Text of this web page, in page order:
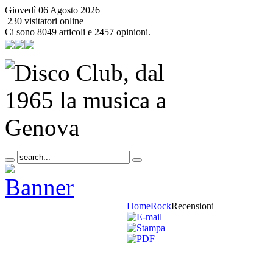
Giovedì 06 Agosto 2026
230 visitatori online
Ci sono 8049 articoli e 2457 opinioni.
HomeRockRecensioni